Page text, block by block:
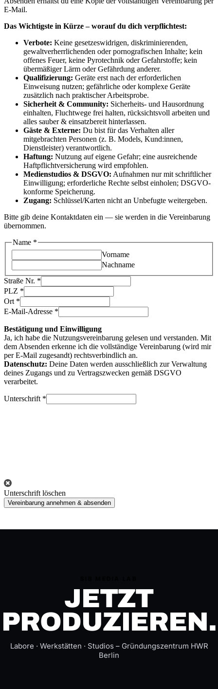
Name
E-Mail.
Das Wichtigste in Kürze – worauf du dich verpflichtest:
Verbote: Keine gesetzeswidrigen, diskriminierenden,
gewaltverherrlichenden oder pornografischen Inhalte; kein
offenes Feuer, keine Pyrotechnik oder Gefahrstoffe; kein
übermäßiger Lärm oder Gefährdung anderer.
Qualifizierung: Geräte erst nach der erforderlichen
Einweisung nutzen; gefährliche oder komplexe Geräte
zusätzlich nach praktischer Arbeitsprobe.
Sicherheit & Community: Sicherheits- und Hausordnung
einhalten, Fluchtwege frei halten, rücksichtsvoll arbeiten und
alles sauber & einsatzbereit hinterlassen.
Gäste & Externe: Du bist für das Verhalten aller
mitgebrachten Personen (z. B. Models, Kund:innen,
Dienstleister) verantwortlich.
Haftung: Nutzung auf eigene Gefahr; eine ausreichende
Haftpflichtversicherung wird empfohlen.
Medienstudios & DSGVO: Aufnahmen nur mit schriftlicher
Einwilligung; erforderliche Rechte selbst einholen; DSGVO-
konforme Speicherung.
Zugang: Schlüssel/Karten nicht an Unbefugte weitergeben.
Bitte gib deine Kontaktdaten ein — sie werden in die Vereinbarung
übernommen.
Name *
Vorname
Nachname
Straße Nr. *
PLZ *
Ort *
E-Mail-Adresse *
Bestätigung und Einwilligung
Ja, ich habe die Nutzungsvereinbarung gelesen und verstanden. Mit
dem Absenden erkenne ich die vollständige Vereinbarung (wird mir
per E-Mail zugesandt) rechtsverbindlich an.
Datenschutz: Deine Daten werden ausschließlich zur Verwaltung
deines Zugangs und zu Vertragszwecken gemäß DSGVO
verarbeitet.
Unterschrift *
Unterschrift löschen
Vereinbarung annehmen & absenden
JETZT
PRODUZIEREN.
Labore · Werkstätten · Studios – Gründungszentrum HWR
Berlin